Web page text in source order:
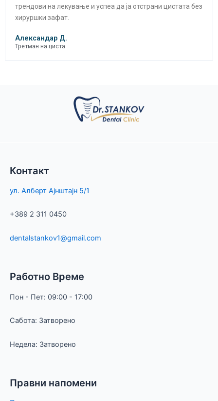
трендови на лекување и успеа да ја отстрани цистата без
хируршки зафат.
Александар Д.
Третман на циста
Контакт
ул. Алберт Ајнштајн 5/1
+389 2 311 0450
dentalstankov1@gmail.com
Работно Време
Пон - Пет: 09:00 - 17:00
Сабота: Затворено
Недела: Затворено
Правни напомени